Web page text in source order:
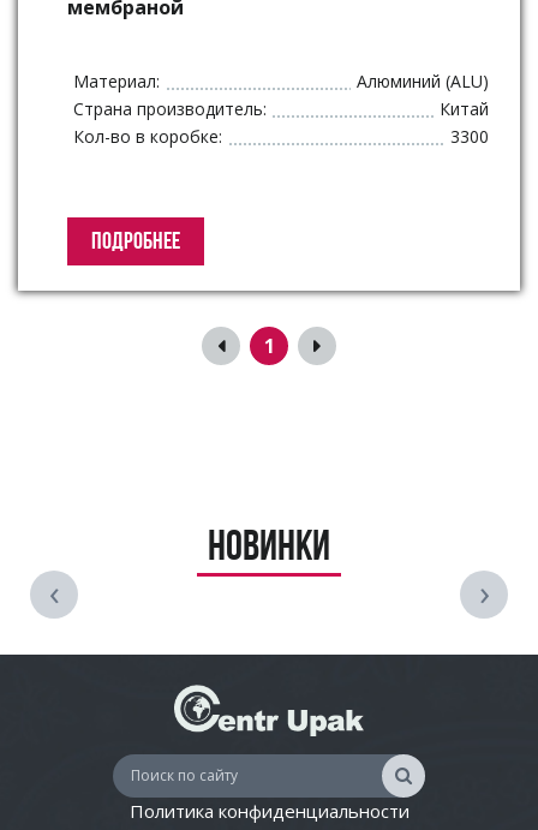
мембраной
Материал:
Алюминий (ALU)
Страна производитель:
Китай
Кол-во в коробке:
3300
ПОДРОБНЕЕ
1
Новинки
‹ ›
Политика конфиденциальности